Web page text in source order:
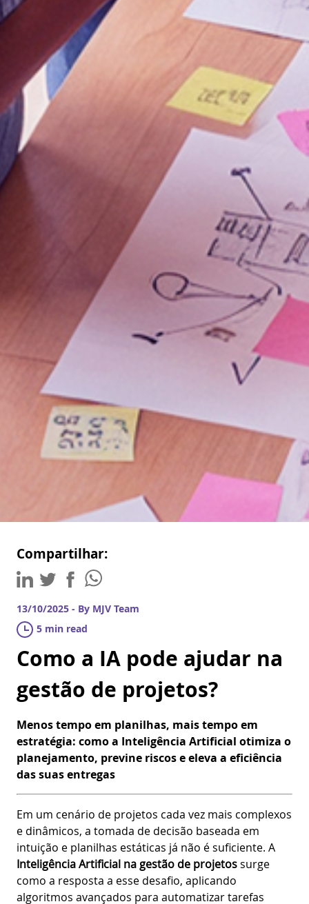
Compartilhar:
13/10/2025 - By MJV Team
5 min read
Como a IA pode ajudar na
gestão de projetos?
Menos tempo em planilhas, mais tempo em
estratégia: como a Inteligência Artificial otimiza o
planejamento, previne riscos e eleva a eficiência
das suas entregas
Em um cenário de projetos cada vez mais complexos
e dinâmicos, a tomada de decisão baseada em
intuição e planilhas estáticas já não é suficiente. A
Inteligência Artificial na gestão de projetossurge
como a resposta a esse desafio, aplicando
algoritmos avançados para automatizar tarefas